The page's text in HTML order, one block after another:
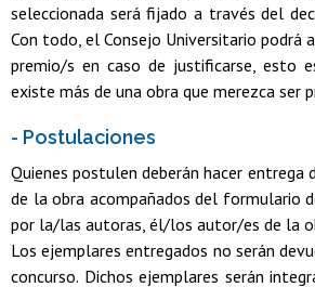
seleccionada será fijado a través del
Con todo, el Consejo Universitario podrá
premio/s en caso de justificarse, esto
existe más de una obra que merezca ser
- Postulaciones
Quienes postulen deberán hacer entrega
de la obra acompañados del formulario
por la/las autoras, él/los autor/es de la
Los ejemplares entregados no serán
concurso. Dichos ejemplares serán